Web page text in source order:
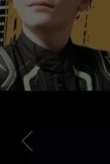
Previous